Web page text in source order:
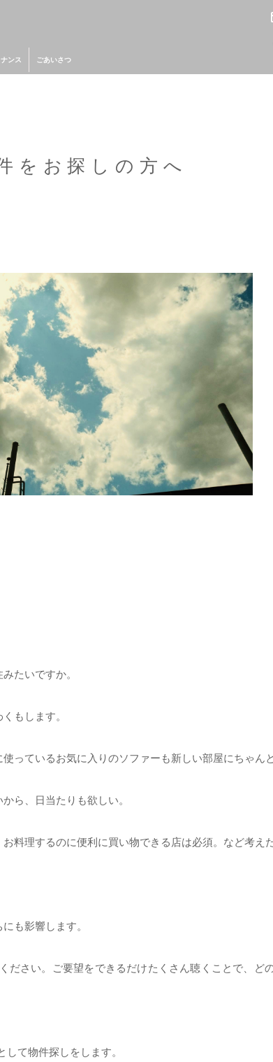
ンス ごあいさつ
をお探しの方へ
たいですか。
もします。
っているお気に入りのソファーも新しい部屋にちゃん
ら、日当たりも欲しい。
料理するのに便利に買い物できる店は必須。など考え
も影響します。
ださい。ご要望をできるだけたくさん聴くことで、ど
て物件探しをします。